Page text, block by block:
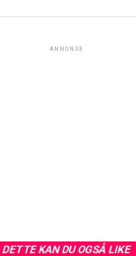
ANNONSE
DETTE KAN DU OGSÅ LIKE